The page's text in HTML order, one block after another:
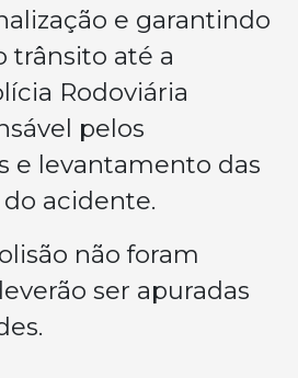
e garantindo
trânsito até a
Rodoviária
pelos
e levantamento das
acidente.
não foram
ser apuradas